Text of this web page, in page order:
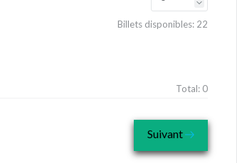
Billets disponibles: 22
Total: 0
Suivant